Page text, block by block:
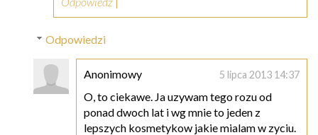
Odpowiedzi
Anonimowy 5 lipca 2013 14:37
O, to ciekawe. Ja uzywam tego rozu od
ponad dwoch lat i wg mnie to jeden z
lepszych kosmetykow jakie mialam w zyciu.